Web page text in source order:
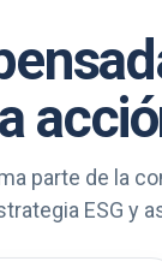
parte de la
ESG y